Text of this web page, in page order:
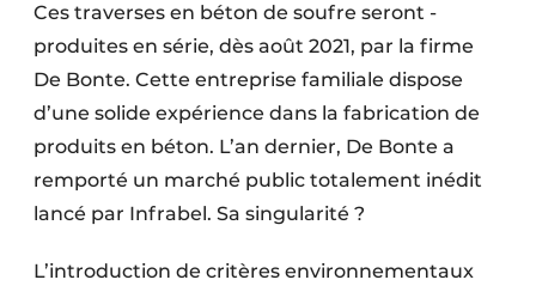
Ces traverses en béton de soufre seront ­
produites en série, dès août 2021, par la firme
De Bonte. Cette entreprise familiale dispose
d’une ­solide ­expérience dans la fabrication de
produits en ­béton. L’an dernier, De Bonte a
remporté un ­marché ­public totalement inédit
lancé par ­Infrabel. Sa singularité ?
L’introduction de critères environnementaux